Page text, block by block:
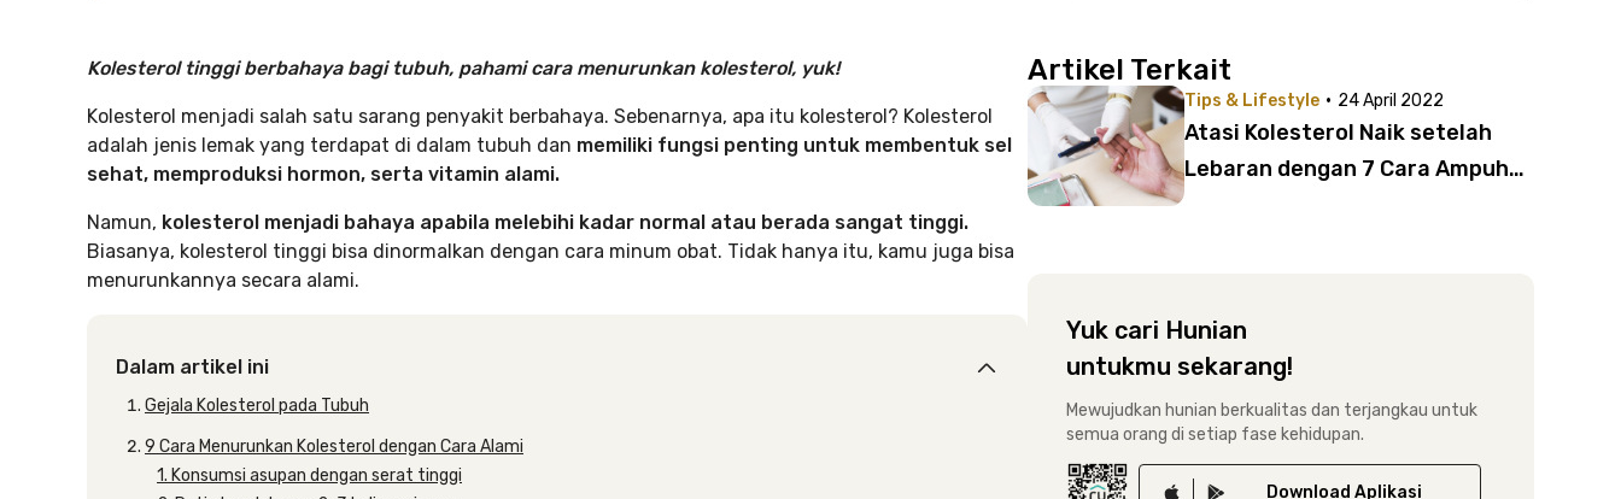
Kolesterol tinggi berbahaya bagi tubuh, pahami cara menurunkan kolesterol, yuk!
Kolesterol menjadi salah satu sarang penyakit berbahaya. Sebenarnya, apa itu kolesterol? Kolesterol
adalah jenis lemak yang terdapat di dalam tubuh dan memiliki fungsi penting untuk membentuk sel
sehat, memproduksi hormon, serta vitamin alami.
Namun, kolesterol menjadi bahaya apabila melebihi kadar normal atau berada sangat tinggi.
Biasanya, kolesterol tinggi bisa dinormalkan dengan cara minum obat. Tidak hanya itu, kamu juga bisa
menurunkannya secara alami.
Dalam artikel ini
Gejala Kolesterol pada Tubuh
9 Cara Menurunkan Kolesterol dengan Cara Alami
1. Konsumsi asupan dengan serat tinggi
Artikel Terkait
Tips & Lifestyle · 24 April 2022
Atasi Kolesterol Naik setelah
Lebaran dengan 7 Cara Ampuh
Yuk cari Hunian
untukmu sekarang!
Mewujudkan hunian berkualitas dan terjangkau untuk
semua orang di setiap fase kehidupan.
Download Aplikasi